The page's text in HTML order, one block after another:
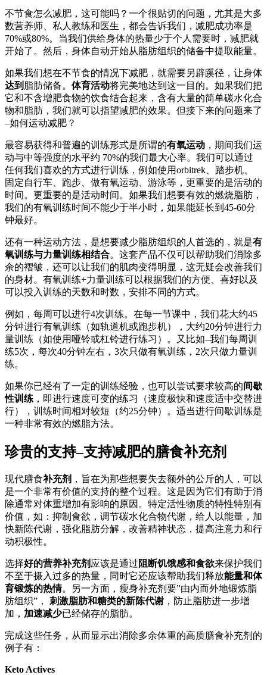
不节食怎么减肥，这可能吗？一个很贴切的问题，尤其是大多
数营养师、私人教练和医生，都会告诉我们，减肥成功率是
70%或80%。当我们供给身体的热量少于个人需要时，减肥就
开始了。然后，身体自动开始从脂肪组织的储备中提取能量。
如果我们想在不节食的情况下减肥，就需要另辟蹊径，让身体
达到 脂肪储备。 体育活动将完美地达到这一目的。如果我们把
它和不含增肥食物的饮食结合起来，含有大量的简单碳水化合
物和脂肪，我们就可以指望减肥的效果。但接下来的问题来了
–如何运动减肥？
最容易获得和普遍的训练形式是所谓的有氧运动 ，期间我们运
动与中等强度的水平约 70%的我们最大心率。我们可以通过
任何我们喜欢的方式进行训练，例如使用orbitrek、踏步机、
固定自行车、跑步、做有氧运动、游泳等，更重要的是活动的
时间。更重要的是活动时间。如果我们想要有效的燃烧脂肪，
我们的有氧训练时间不能少于半小时，如果能延长到45-60分
钟最好。
还有一种运动方法，是想要减少脂肪组织的人首选的，就是有
氧训练与力量训练相结合。这套产品不仅可以帮助我们消除多
余的褶皱，还可以让我们的肌肉变得明显，这无疑会改善我们
的身材。有氧训练+力量训练可以根据我们的方便、喜好以及
可以投入训练的天数和时数，安排不同的方式。
例如，每周可以进行4次训练。在每一节课中，我们花大约45
分钟进行有氧训练（如轨道机或跑步机），大约20分钟进行力
量训练（如使用哑铃或杠铃进行练习）。又比如–我们每周训
练5次，每次40分钟左右，3次只做有氧训练，2次只做力量训
练。
如果你已经有了一定的训练经验，也可以尝试要求较高的间歇
性训练 ，即进行速度可变的练习（速度极快和速度适中交替进
行），训练时间相对较短（约25分钟）。适当进行间歇训练是
一种非常有效的燃脂方法。
珍贵的支持–支持减肥的膳食补充剂
现代膳食补充剂 ，旨在为那些想要失去额外的公斤的人，可以
是一个非常有价值的支持的整个过程。这是因为它们有助于消
除通常对体重增加有影响的原因。特定活性物质的特性特别有
价值，如：抑制食欲，调节碳水化合物代谢，给人以能量，加
快新陈代谢，强化脂肪分解，改善精神状态，提高注意力和行
动积极性。
选择好的营养补充剂 应该是通过阻断饥饿感和食欲来保护我们
不至于摄入过多的热量，同时它还应该帮助我们释放能量和体
育锻炼的热情。另一方面，瘦身补充剂要”由内而外地锻炼脂
肪组织”，
刺激脂肪和糖类的新陈代谢 ，防止脂肪进一步增
加， 加速减少已经储存的脂肪。
完成这些任务，从而显示出消除多余体重的高质膳食补充剂的
例子有：
Keto Actives